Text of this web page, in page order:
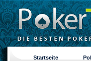
Startseite